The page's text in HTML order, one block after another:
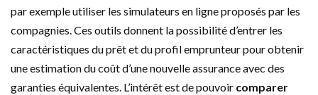
par exemple utiliser les simulateurs en ligne proposés par les
compagnies. Ces outils donnent la possibilité d’entrer les
caractéristiques du prêt et du profil emprunteur pour obtenir
une estimation du coût d’une nouvelle assurance avec des
garanties équivalentes. L’intérêt est de pouvoir comparer